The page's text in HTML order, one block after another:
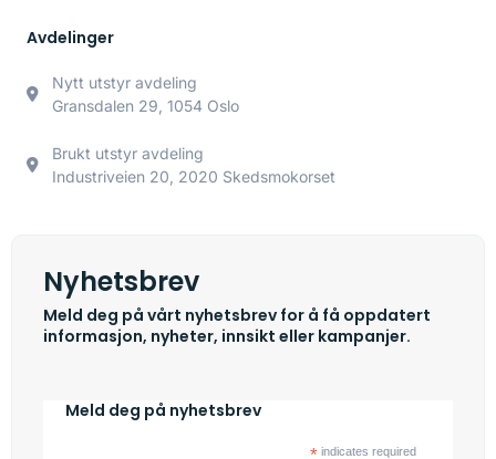
Avdelinger
Nytt utstyr avdeling
Gransdalen 29, 1054 Oslo
Brukt utstyr avdeling
Industriveien 20, 2020 Skedsmokorset
Nyhetsbrev
Meld deg på vårt nyhetsbrev for å få oppdatert
informasjon, nyheter, innsikt eller kampanjer.
Meld deg på nyhetsbrev
*indicates required